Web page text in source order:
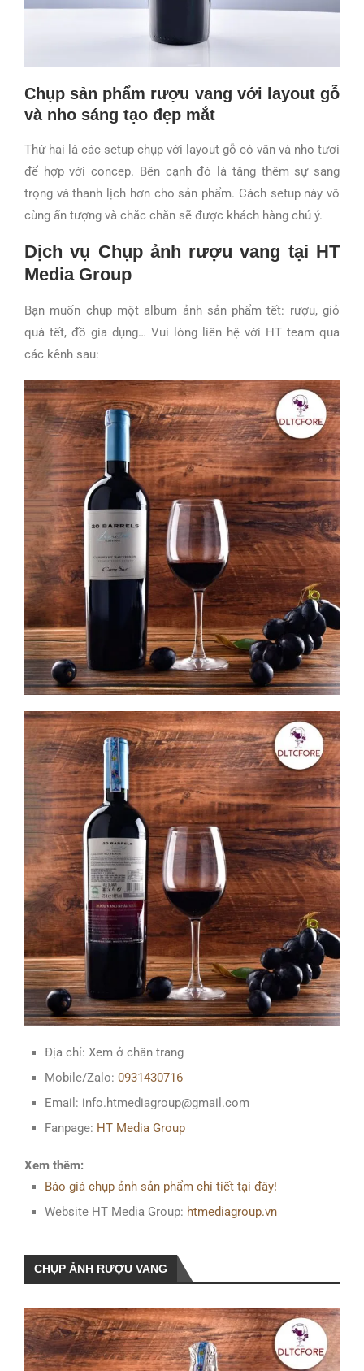
Chụp sản phẩm rượu vang với layout gỗ
và nho sáng tạo đẹp mắt
Thứ hai là các setup chụp với layout gỗ có vân và nho tươi
để hợp với concep. Bên cạnh đó là tăng thêm sự sang
trọng và thanh lịch hơn cho sản phẩm. Cách setup này vô
cùng ấn tượng và chắc chắn sẽ được khách hàng chú ý.
Dịch vụ Chụp ảnh rượu vang tại HT
Media Group
Bạn muốn chụp một album ảnh sản phẩm tết: rượu, giỏ
quà tết, đồ gia dụng… Vui lòng liên hệ với HT team qua
các kênh sau:
Địa chỉ: Xem ở chân trang
Mobile/Zalo: 0931430716
Email: info.htmediagroup@gmail.com
Fanpage: HT Media Group
Xem thêm:
Báo giá chụp ảnh sản phẩm chi tiết tại đây!
Website HT Media Group: htmediagroup.vn
CHỤP ẢNH RƯỢU VANG